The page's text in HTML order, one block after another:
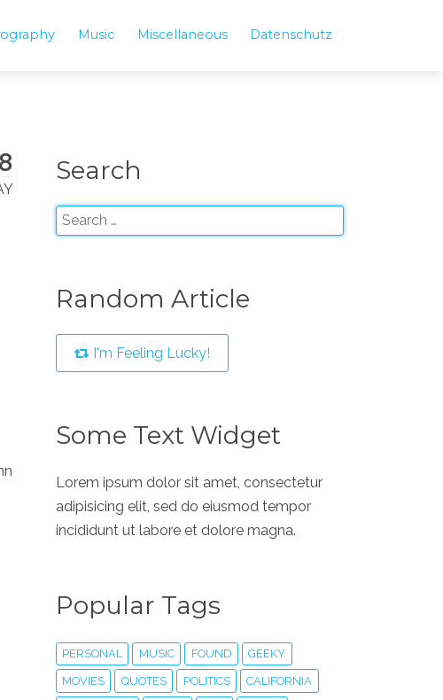
Music Miscellaneous Datenschutz
Search
Random Article
I'm Feeling Lucky!
Some Text Widget
Lorem ipsum dolor sit amet, consectetur
adipisicing elit, sed do eiusmod tempor
incididunt ut labore et dolore magna.
Popular Tags
PERSONAL MUSIC FOUND GEEKY
MOVIES QUOTES POLITICS CALIFORNIA